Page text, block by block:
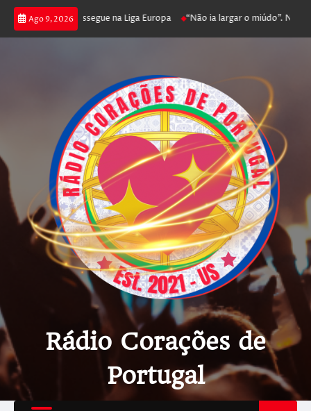
Ago 9, 2026
joga poker e prossegue na Liga Europa “Não ia largar o miúdo”.
Rádio Corações de
Portugal